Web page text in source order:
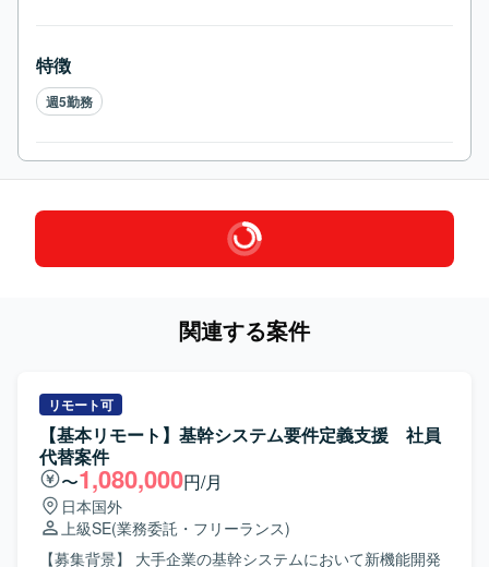
特徴
週5勤務
関連する案件
リモート可
【基本リモート】基幹システム要件定義支援 社員
代替案件
〜1,080,000円/月
日本国外
上級SE(業務委託・フリーランス)
【募集背景】 大手企業の基幹システムにおいて新機能開発